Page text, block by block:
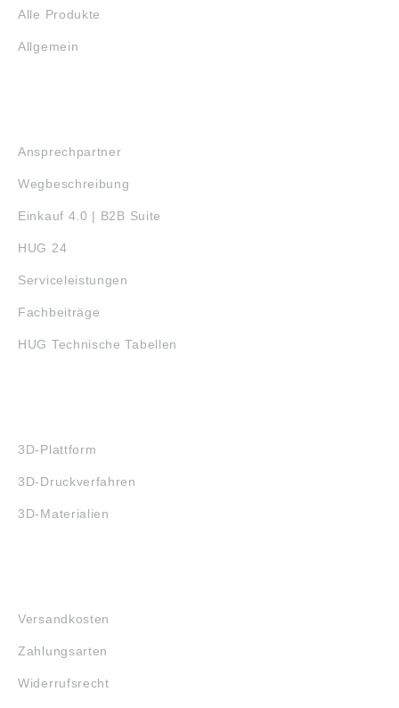
Alle Produkte
Allgemein
Ansprechpartner
Wegbeschreibung
Einkauf 4.0 | B2B Suite
HUG 24
Serviceleistungen
Fachbeiträge
HUG Technische Tabellen
3D-Plattform
3D-Druckverfahren
3D-Materialien
Versandkosten
Zahlungsarten
Widerrufsrecht